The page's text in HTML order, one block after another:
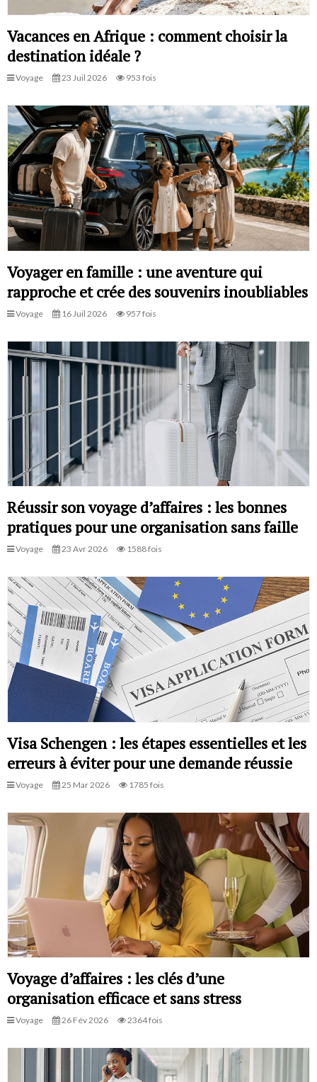
Vacances en Afrique : comment choisir la
destination idéale ?
Voyage 23 Juil 2026 953 fois
Voyager en famille : une aventure qui
rapproche et crée des souvenirs inoubliables
Voyage 16 Juil 2026 957 fois
Réussir son voyage d’affaires : les bonnes
pratiques pour une organisation sans faille
Voyage 23 Avr 2026 1588 fois
Visa Schengen : les étapes essentielles et les
erreurs à éviter pour une demande réussie
Voyage 25 Mar 2026 1785 fois
Voyage d’affaires : les clés d’une
organisation efficace et sans stress
Voyage 26 Fév 2026 2364 fois